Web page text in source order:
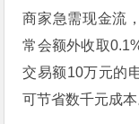
商家急需现金流
常会额外收取
交易额10万元的
可节省数千元成本